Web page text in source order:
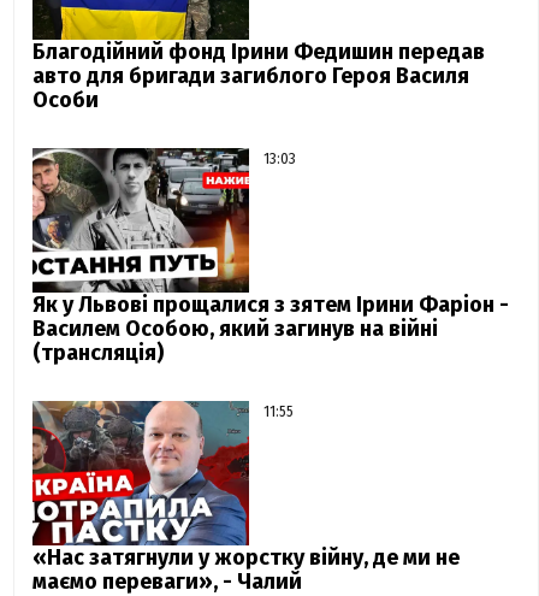
Благодійний фонд Ірини Федишин передав
авто для бригади загиблого Героя Василя
Особи
13:03
Як у Львові прощалися з зятем Ірини Фаріон -
Василем Особою, який загинув на війні
(трансляція)
11:55
«Нас затягнули у жорстку війну, де ми не
маємо переваги», - Чалий